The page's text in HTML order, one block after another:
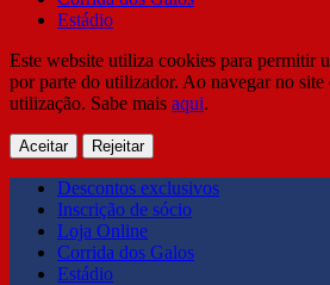
Estádio
Este website utiliza cookies para permitir
por parte do utilizador. Ao navegar no site
utilização. Sabe mais aqui.
Aceitar Rejeitar
Descontos exclusivos
Inscrição de sócio
Loja Online
Corrida dos Galos
Estádio